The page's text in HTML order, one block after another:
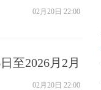
02月20日 22:00
至2026月2月
02月20日 22:00